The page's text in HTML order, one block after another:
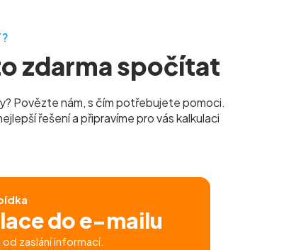
zdarma spočítat
Povězte nám, s čím potřebujete pomoci.
řešení a připravíme pro vás kalkulaci
do e-mailu
zaslání informací.